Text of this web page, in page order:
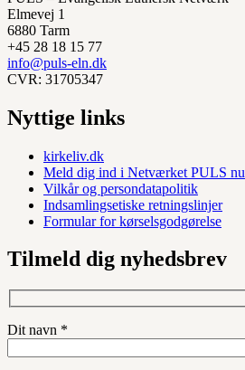
Elmevej 1
6880 Tarm
+45 28 18 15 77
info@puls-eln.dk
CVR: 31705347
Nyttige links
kirkeliv.dk
Meld dig ind i Netværket PULS nu
Vilkår og persondatapolitik
Indsamlingsetiske retningslinjer
Formular for kørselsgodgørelse
Tilmeld dig nyhedsbrev
Dit navn *